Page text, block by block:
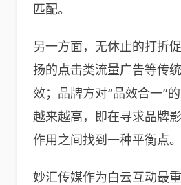
匹配。
另一方面，无休止的打折
扬的点击类流量广告等传
效；品牌方对“品效合一”
越来越高，即在寻求品牌
作用之间找到一种平衡点。
妙汇传媒作为白云互动最